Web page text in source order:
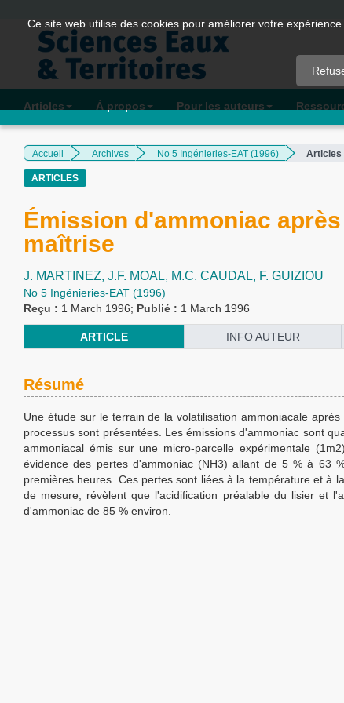
Quick
jump
page
content
Navigation
Main
Content
Articles À propos Pour les auteurs
Accueil Archives No 5 Ingénieries-EAT (1996) Articles
ARTICLES
Émission d'ammoniac
maîtrise
J. MARTINEZ, J.F. MOAL, M.C. CAUDAL, F. GUIZIOU
No 5 Ingénieries-EAT (1996)
Reçu : 1 March 1996; Publié : 1 March 1996
ARTICLE INFO AUTEUR
Résumé
Une étude sur le terrain de la volatilisation ammoniacale
processus sont présentées. Les émissions d'ammoniac sont
ammoniacal émis sur une micro-parcelle expérimentale
évidence des pertes d'ammoniac (NH3) allant de 5 % à 63
premières heures. Ces pertes sont liées à la température et à
de mesure, révèlent que l'acidification préalable du lisier et
d'ammoniac de 85 % environ.
Ce site web utilise des cookies pour améliorer votre